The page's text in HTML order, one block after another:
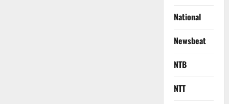
National
Newsbeat
NTB
NTT